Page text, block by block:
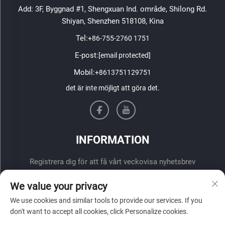
Add: 3F, Byggnad #1, Shengxuan Ind. område, Shilong Rd.
Shiyan, Shenzhen 518108, Kina
Tel:+86-755-2760 1751
E-post:[email protected]
Mobil:+8613751129751
det är inte möjligt att göra det.
INFORMATION
Registrera dig för att få vårt veckovisa nyhetsbrev
We value your privacy
We use cookies and similar tools to provide our services. If you
don't want to accept all cookies, click Personalize cookies.